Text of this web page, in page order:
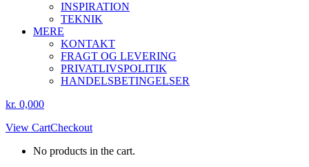
INSPIRATION
TEKNIK
MERE
KONTAKT
FRAGT OG LEVERING
PRIVATLIVSPOLITIK
HANDELSBETINGELSER
kr. 0,000
View CartCheckout
No products in the cart.